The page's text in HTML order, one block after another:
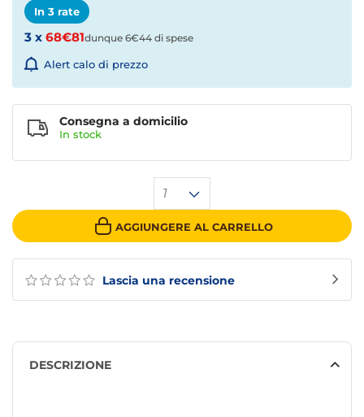
Lascia una recensione
In 3 rate
3 x 68€81dunque 6€44 di spese
Alert calo di prezzo
1
AGGIUNGERE AL CARRELLO
Consegna a domicilio
In stock
DESCRIZIONE